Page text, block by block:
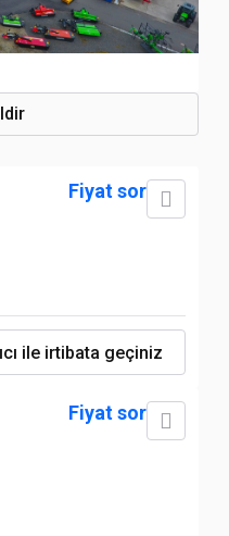
Fiyat sor
ile irtibata geçiniz
Fiyat sor